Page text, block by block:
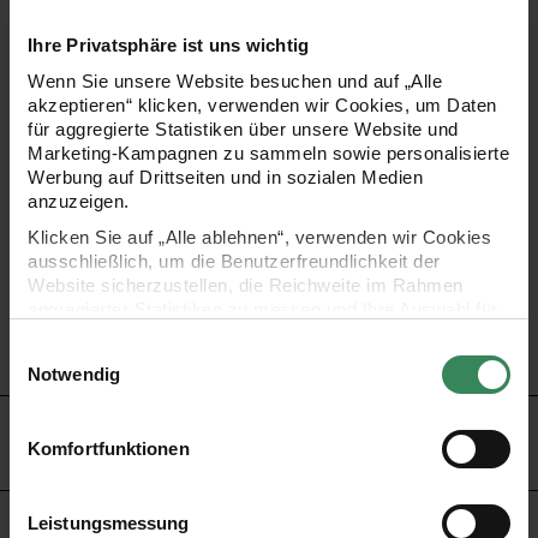
Ihre Privatsphäre ist uns wichtig
Wenn Sie unsere Website besuchen und auf „Alle
akzeptieren“ klicken, verwenden wir Cookies, um Daten
für aggregierte Statistiken über unsere Website und
Marketing-Kampagnen zu sammeln sowie personalisierte
Werbung auf Drittseiten und in sozialen Medien
anzuzeigen.
Klicken Sie auf „Alle ablehnen“, verwenden wir Cookies
ausschließlich, um die Benutzerfreundlichkeit der
Website sicherzustellen, die Reichweite im Rahmen
Ihre Einwilligung ist freiwillig und kann jederzeit über den
Link „Cookie-Einstellungen“ im Fußbereich der Seite
verwendeten Technologien und den Empfängern der
Daten finden Sie in unserer Datenschutzerklärung.
Notwendig
Komfortfunktionen
Leistungsmessung
kreative Bastelprojekte, Karten und Geschenkanhänger –
perfekt für kleine und große Weihnachtsfans.
- ideal für Karten, Geschenkanhänger oder -verpackungen
- für alle glatten Oberflächen geeignet
- Motive: Lichterkinder und Weihnachtsfiguren
- inkl. schwarzes Stempelkissen
HERSTELLER